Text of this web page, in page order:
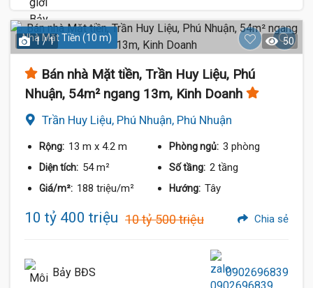
Nhà Mặt Tiền (10 m)
1 / 1 50
Bán nhà Mặt tiền, Trần Huy Liệu, Phú
Nhuận, 54m² ngang 13m, Kinh Doanh
Trần Huy Liệu, Phú Nhuận, Phú Nhuận
Rộng: 13 m x 4.2 m Phòng ngủ: 3 phòng
Diện tích: 54 m² Số tầng: 2 tầng
Giá/m²: 188 triệu/m² Hướng: Tây
10 tỷ 400 triệu 10 tỷ 500 triệu Chia sẻ
Bảy BĐS 0902696839